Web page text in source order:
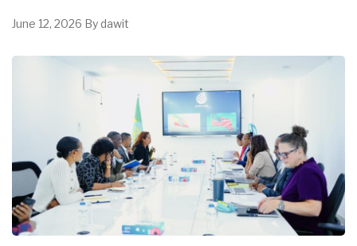
June 12, 2026 By dawit